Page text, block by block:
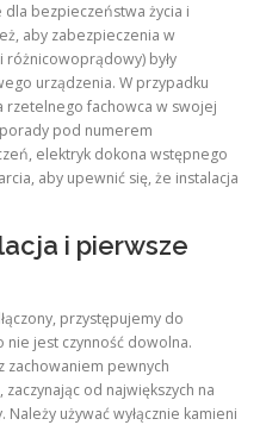
bezpieczeństwa życia i
aby zabezpieczenia w
różnicowoprądowy) były
urządzenia. W przypadku
fachowca w swojej
pod numerem
elektryk dokona wstępnego
aby upewnić się, że instalacja
i pierwsze
przystępujemy do
nie jest czynność dowolna.
zachowaniem pewnych
od największych na
używać wyłącznie kamieni